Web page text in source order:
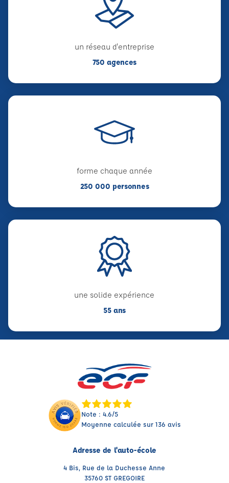
un réseau d'entreprise
750 agences
forme chaque année
250 000 personnes
une solide expérience
55 ans
Note : 4.6/5
Moyenne calculée sur 136 avis
Adresse de l'auto-école
4 Bis, Rue de la Duchesse Anne
35760 ST GREGOIRE